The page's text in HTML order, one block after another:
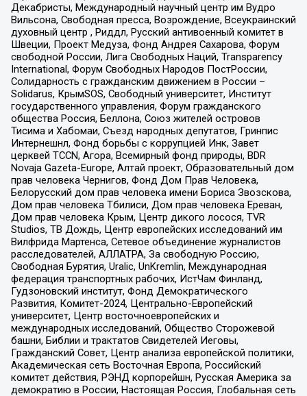
Декабристы, Международный научный центр им Вудро
Вильсона, Свободная пресса, Возрождение, Всеукраинский
духовный центр , Риддл, Русский антивоенный комитет в
Швеции, Проект Медуза, Фонд Андрея Сахарова, Форум
свободной России, Лига Свободных Наций, Transparеncy
International, Форум Свободных Народов ПостРоссии,
Солидарность с гражданским движением в России –
Solidarus, КрымSOS, Свободный университет, Институт
государственного управления, Форум гражданского
общества Россия, Беллона, Союз жителей островов
Тисима и Хабомаи, Съезд народных депутатов, Гринпис
Интернешнл, Фонд борьбы с коррупцией Инк, Завет
церквей TCCN, Агора, Всемирный фонд природы, BDR
Novaja Gazeta-Europe, Алтай проект, Образовательный дом
прав человека Чернигов, Фонд Дом Прав Человека,
Белорусский дом прав человека имени Бориса Звозскова,
Дом прав человека Тбилиси, Дом прав человека Ереван,
Дом прав человека Крым, Центр дикого лосося, TVR
Studios, ТВ Дождь, Центр европейских исследований им
Вилфрида Мартенса, Сетевое объединение журналистов
расследователей, АЛЛАТРА, За свободную Россию,
Свободная Бурятия, Uralic, UnKremlin, Международная
федерация транспортных рабочих, ИстЧам Финланд,
Гудзоновский институт, Фонд Демократического
Развития, Комитет-2024, Центрально-Европейский
университет, Центр восточноевропейских и
международных исследований, Общество Сторожевой
башни, Библии и трактатов Свидетелей Иеговы,
Гражданский Совет, Центр анализа европейской политики,
Академическая сеть Восточная Европа, Российский
комитет действия, РЭНД корпорейшн, Русская Америка за
демократию в России, Настоящая Россия, Глобальная сеть